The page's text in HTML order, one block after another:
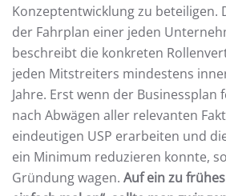
Konzeptentwicklung zu beteiligen.
der Fahrplan einer jeden
beschreibt die konkreten
jeden Mitstreiters mindestens
Jahre. Erst wenn der Businessplan
nach Abwägen aller relevanten
eindeutigen USP erarbeiten und
ein Minimum reduzieren konnte,
Gründung wagen. Auf ein zu